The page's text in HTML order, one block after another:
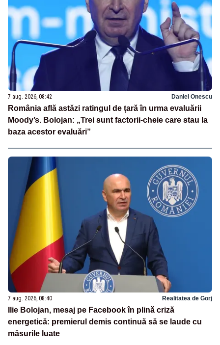
7 aug. 2026, 08:42 Daniel Onescu
România află astăzi ratingul de țară în urma evaluării
Moody’s. Bolojan: „Trei sunt factorii-cheie care stau la
baza acestor evaluări”
7 aug. 2026, 08:40 Realitatea de Gorj
Ilie Bolojan, mesaj pe Facebook în plină criză
energetică: premierul demis continuă să se laude cu
măsurile luate